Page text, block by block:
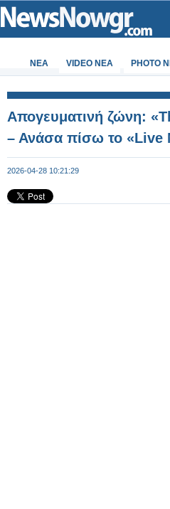
ΝΕΑ VIDEO NEA PHOTO
Απογευματινή ζώνη:
– Ανάσα πίσω το «Live
2026-04-28 10:21:29